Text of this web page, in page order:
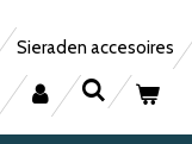
Sieraden accesoires